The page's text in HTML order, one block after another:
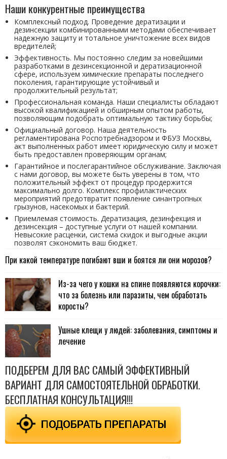
Наши конкурентные преимущества
Комплексный подход. Проведение дератизации и
дезинсекции комбинированными методами обеспечивает
надежную защиту и тотальное уничтожение всех видов
вредителей;
Эффективность. Мы постоянно следим за новейшими
разработками в дезинсекционной и дератизационной
сфере, используем химические препараты последнего
поколения, гарантирующие устойчивый и
продолжительный результат;
Профессиональная команда. Наши специалисты обладают
высокой квалификацией и обширным опытом работы,
позволяющим подобрать оптимальную тактику борьбы;
Официальный договор. Наша деятельность
регламентирована Роспотребнадзором и ФБУЗ Москвы,
акт выполненных работ имеет юридическую силу и может
быть предоставлен проверяющим органам;
Гарантийное и послегарантийное обслуживание. Заключая
с нами договор, вы можете быть уверены в том, что
положительный эффект от процедур продержится
максимально долго. Комплекс профилактических
мероприятий предотвратит появление синантропных
грызунов, насекомых и бактерий.
Приемлемая стоимость. Дератизация, дезинфекция и
дезинсекция – доступные услуги от нашей компании.
Невысокие расценки, система скидок и выгодные акции
позволят сэкономить ваш бюджет.
При какой температуре погибают вши и боятся ли они морозов?
Из-за чего у кошки на спине появляются корочки:
что за болезнь или паразиты, чем обработать
коросты?
Ушные клещи у людей: заболевания, симптомы и
лечение
ПОДБЕРЕМ ДЛЯ ВАС САМЫЙ ЭФФЕКТИВНЫЙ
ВАРИАНТ ДЛЯ САМОСТОЯТЕЛЬНОЙ ОБРАБОТКИ.
БЕСПЛАТНАЯ КОНСУЛЬТАЦИЯ!!!